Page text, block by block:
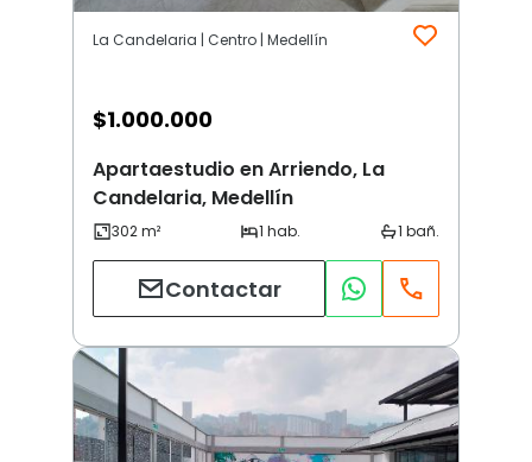
La Candelaria | Centro | Medellín
$1.000.000
Apartaestudio en Arriendo, La
Candelaria, Medellín
Contactar